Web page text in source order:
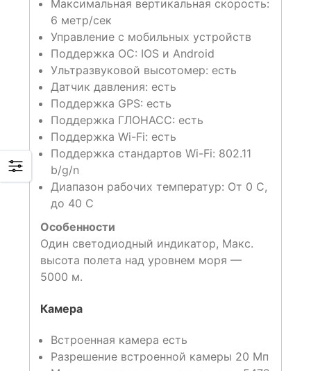
Максимальная вертикальная скорость:
6 метр/сек
Управление с мобильных устройств
Поддержка ОС: IOS и Android
Ультразвуковой высотомер: есть
Датчик давления: есть
Поддержка GPS: есть
Поддержка ГЛОНАСС: есть
Поддержка Wi-Fi: есть
Поддержка стандартов Wi-Fi: 802.11
b/g/n
Диапазон рабочих температур: От 0 C,
до 40 C
Особенности
Один светодиодный индикатор, Макс.
высота полета над уровнем моря —
5000 м.
Камера
Встроенная камера есть
Разрешение встроенной камеры 20 Мп